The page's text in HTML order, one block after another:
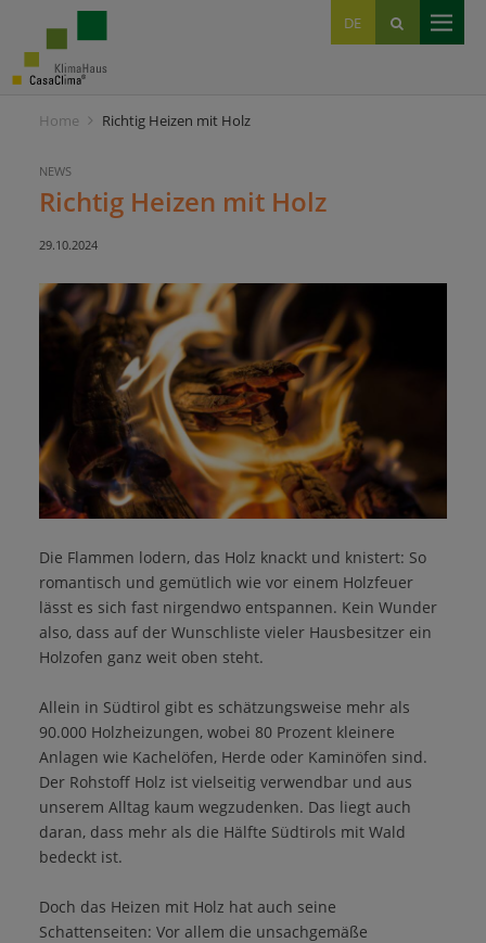
DE
IT
EN
Home Richtig Heizen mit Holz
NEWS
Richtig Heizen mit Holz
29.10.2024
Die Flammen lodern, das Holz knackt und knistert: So
romantisch und gemütlich wie vor einem Holzfeuer
lässt es sich fast nirgendwo entspannen. Kein Wunder
also, dass auf der Wunschliste vieler Hausbesitzer ein
Holzofen ganz weit oben steht.
Allein in Südtirol gibt es schätzungsweise mehr als
90.000 Holzheizungen, wobei 80 Prozent kleinere
Anlagen wie Kachelöfen, Herde oder Kaminöfen sind.
Der Rohstoff Holz ist vielseitig verwendbar und aus
unserem Alltag kaum wegzudenken. Das liegt auch
daran, dass mehr als die Hälfte Südtirols mit Wald
bedeckt ist.
Doch das Heizen mit Holz hat auch seine
Schattenseiten: Vor allem die unsachgemäße